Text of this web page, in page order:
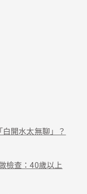
開水太無聊」？
檢查：40歲以上